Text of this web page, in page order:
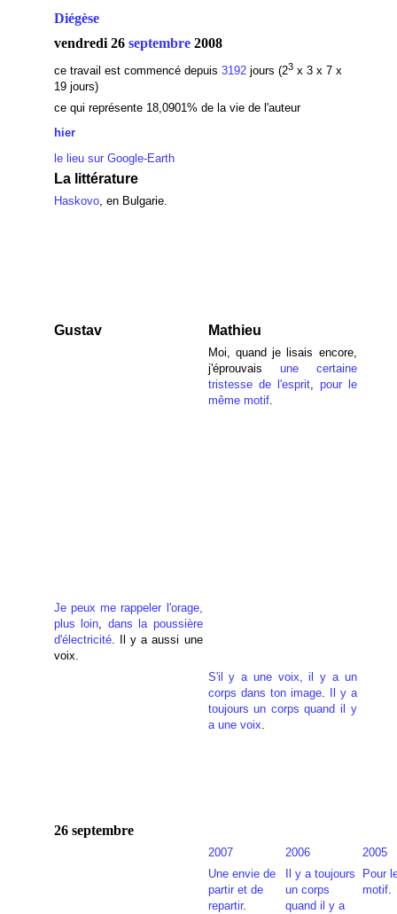
Diégèse
vendredi 26 septembre2008
ce travail est commencé depuis 3192jours (23x 3 x 7 x
19 jours)
ce qui représente 18,0901% de la vie de l'auteur
hier
le lieu sur Google-Earth
La littérature
Haskovo, en Bulgarie.
Gustav Mathieu
Moi, quand je lisais encore,
j'éprouvais une certaine
tristesse de l'esprit, pour le
même motif.
Je peux me rappeler l'orage,
plus loin, dans la poussière
d'électricité. Il y a aussi une
voix.
S'il y a une voix, il y a un
corps dans ton image.
Il y a
toujours un corps quand il y
a une voix.
26 septembre
2007 2006
2005
Une envie de
partir et de
repartir.
Il y a toujours
un corps
quand il y a
Pour
motif.